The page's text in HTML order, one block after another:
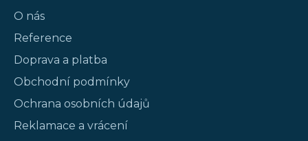
O nás
Reference
Doprava a platba
Obchodní podmínky
Ochrana osobních údajů
Reklamace a vrácení